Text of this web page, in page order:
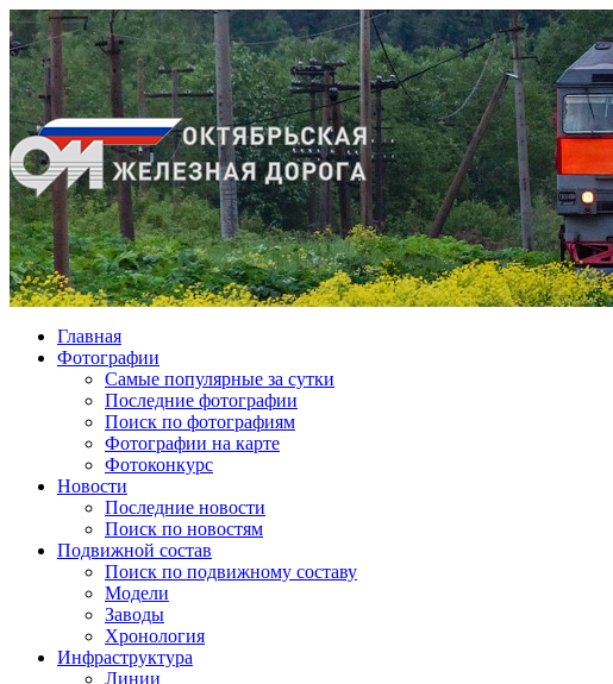
Главная
Фотографии
Cамые популярные за сутки
Последние фотографии
Поиск по фотографиям
Фотографии на карте
Фотоконкурс
Новости
Последние новости
Поиск по новостям
Подвижной состав
Поиск по подвижному составу
Модели
Заводы
Хронология
Инфраструктура
Линии